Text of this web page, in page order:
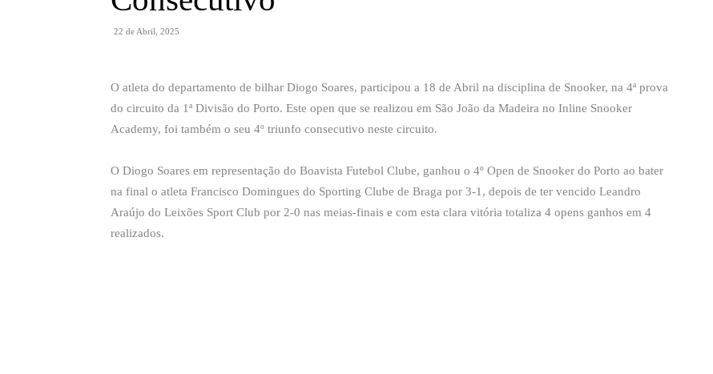
22 de Abril, 2025
O atleta do departamento de bilhar Diogo Soares, participou a 18 de Abril na disciplina de Snooker, na 4ª prova
do circuito da 1ª Divisão do Porto. Este open que se realizou em São João da Madeira no Inline Snooker
Academy, foi também o seu 4º triunfo consecutivo neste circuito.
O Diogo Soares em representação do Boavista Futebol Clube, ganhou o 4º Open de Snooker do Porto ao bater
na final o atleta Francisco Domingues do Sporting Clube de Braga por 3-1, depois de ter vencido Leandro
Araújo do Leixões Sport Club por 2-0 nas meias-finais e com esta clara vitória totaliza 4 opens ganhos em 4
realizados.